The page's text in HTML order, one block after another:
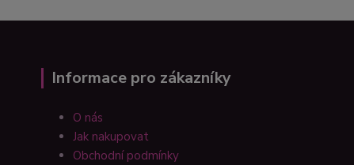
Informace pro zákazníky
O nás
Jak nakupovat
Obchodní podmínky